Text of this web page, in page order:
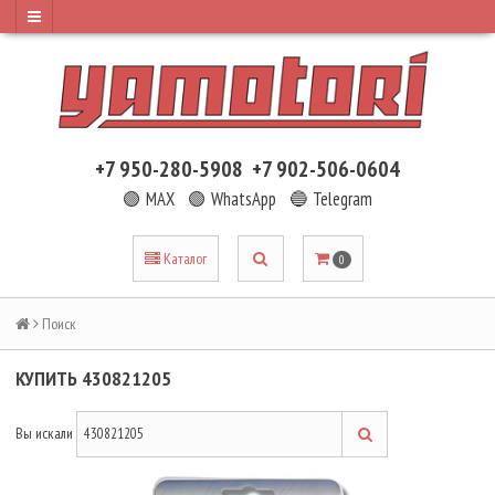
+7 950-280-5908 +7 902-506-0604
🟢 MAX 🟢 WhatsApp 🔵 Telegram
Каталог 0
Поиск
КУПИТЬ 430821205
Вы искали